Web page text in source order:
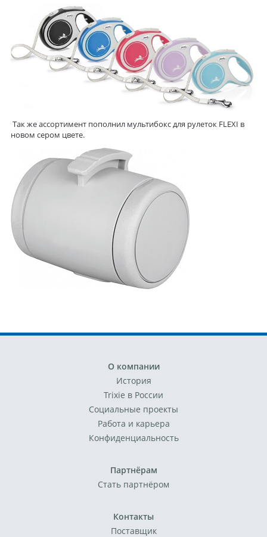
Так же ассортимент пополнил мультибоксдля рулеток FLEXI в
новом сером цвете.
О компании
История
Trixie в России
Социальные проекты
Работа и карьера
Конфиденциальность
Партнёрам
Стать партнёром
Контакты
Поставщик